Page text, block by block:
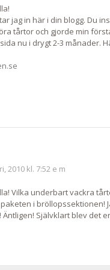
jag in här i din blogg. Du
tårtor och gjorde min
nu i drygt 2-3 månader.
2010 kl. 7:52 e m
Vilka underbart vackra
i bröllopssektionen!
Självklart blev det